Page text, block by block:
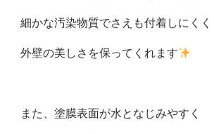
細かな汚染物質でさえも付着しにくく
外壁の美しさを保ってくれます
また、塗膜表面が水となじみやすく